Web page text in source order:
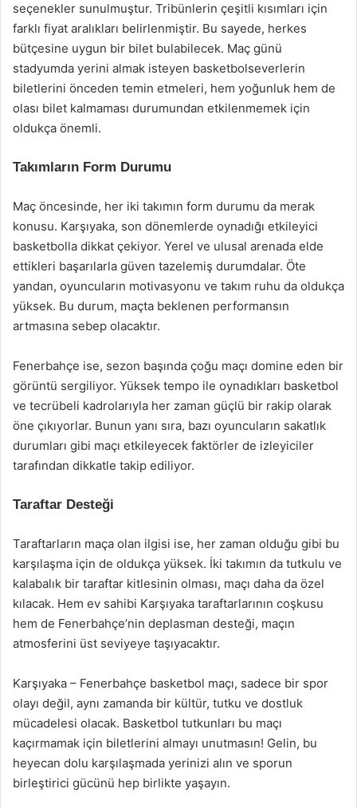
seçenekler sunulmuştur. Tribünlerin çeşitli kısımları için
farklı fiyat aralıkları belirlenmiştir. Bu sayede, herkes
bütçesine uygun bir bilet bulabilecek. Maç günü
stadyumda yerini almak isteyen basketbolseverlerin
biletlerini önceden temin etmeleri, hem yoğunluk hem de
olası bilet kalmaması durumundan etkilenmemek için
oldukça önemli.
Takımların Form Durumu
Maç öncesinde, her iki takımın form durumu da merak
konusu. Karşıyaka, son dönemlerde oynadığı etkileyici
basketbolla dikkat çekiyor. Yerel ve ulusal arenada elde
ettikleri başarılarla güven tazelemiş durumdalar. Öte
yandan, oyuncuların motivasyonu ve takım ruhu da oldukça
yüksek. Bu durum, maçta beklenen performansın
artmasına sebep olacaktır.
Fenerbahçe ise, sezon başında çoğu maçı domine eden bir
görüntü sergiliyor. Yüksek tempo ile oynadıkları basketbol
ve tecrübeli kadrolarıyla her zaman güçlü bir rakip olarak
öne çıkıyorlar. Bunun yanı sıra, bazı oyuncuların sakatlık
durumları gibi maçı etkileyecek faktörler de izleyiciler
tarafından dikkatle takip ediliyor.
Taraftar Desteği
Taraftarların maça olan ilgisi ise, her zaman olduğu gibi bu
karşılaşma için de oldukça yüksek. İki takımın da tutkulu ve
kalabalık bir taraftar kitlesinin olması, maçı daha da özel
kılacak. Hem ev sahibi Karşıyaka taraftarlarının coşkusu
hem de Fenerbahçe’nin deplasman desteği, maçın
atmosferini üst seviyeye taşıyacaktır.
Karşıyaka – Fenerbahçe basketbol maçı, sadece bir spor
olayı değil, aynı zamanda bir kültür, tutku ve dostluk
mücadelesi olacak. Basketbol tutkunları bu maçı
kaçırmamak için biletlerini almayı unutmasın! Gelin, bu
heyecan dolu karşılaşmada yerinizi alın ve sporun
birleştirici gücünü hep birlikte yaşayın.